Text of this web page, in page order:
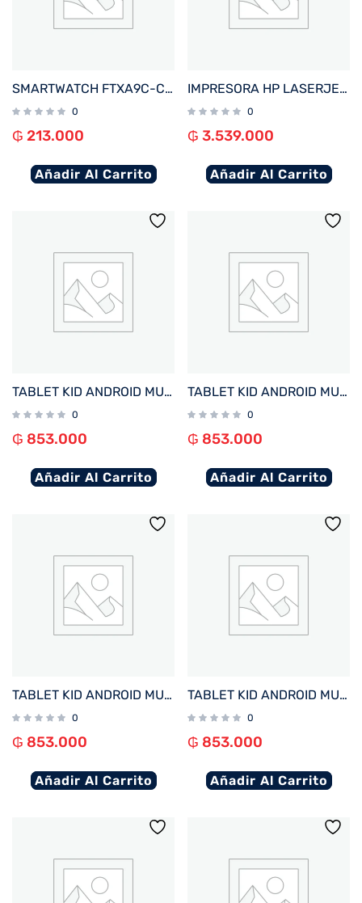
SMARTWATCH FTXA9C-CGP 46MM GOLD/ROSA ANDROID/IOS/BT/FREC. CARD/NOTIFICACIONES
0
₲ 213.000
Añadir Al Carrito
IMPRESORA HP LASERJET PRO 4203DW IMP/USB/RED/COLOR/BLUETOOTH/WIFI/220V
0
₲ 3.539.000
Añadir Al Carrito
TABLET KID ANDROID MULTILASER NB422 QC/64GB/4G/7″/ROSA PAW PATROL SKYE DISNEY
0
₲ 853.000
Añadir Al Carrito
TABLET KID ANDROID MULTILASER NB421 QC/64GB/4G/7″/AZUL PAW PATROL CHASE DISNEY
0
₲ 853.000
Añadir Al Carrito
TABLET KID ANDROID MULTILASER NB418 QC/64GB/4G/7″/ROSA PRINCESAS DISNEY
0
₲ 853.000
Añadir Al Carrito
TABLET KID ANDROID MULTILASER NB413 QC/64GB/4G/7″/NEGRO MICKEY DISNEY
0
₲ 853.000
Añadir Al Carrito